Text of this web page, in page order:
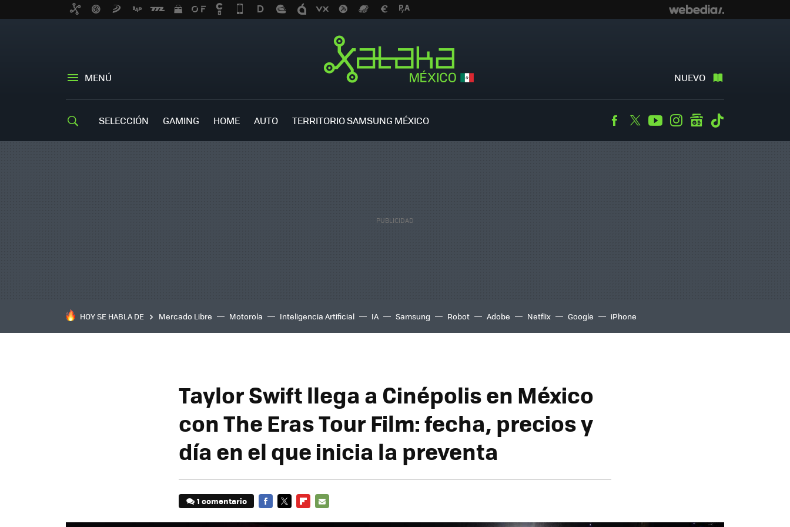
MENÚ NUEVO
SELECCIÓN GAMING HOME AUTO TERRITORIO SAMSUNG MÉXICO Facebook
TwitterYoutubeInstagramgooglenews
HOY SE HABLA DE Mercado Libre Motorola Inteligencia Artificial IA Samsung Robot Adobe Netflix Google iPhone
Taylor Swift llega a Cinépolis en México
con The Eras Tour Film: fecha, precios y
día en el que inicia la preventa
1 comentario